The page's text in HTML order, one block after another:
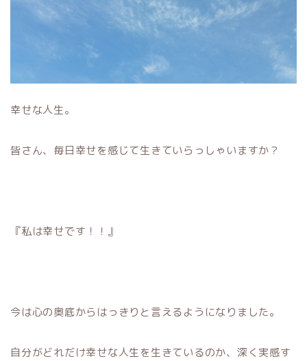
幸せな人生。
皆さん、毎日幸せを感じて生きていらっしゃいますか？
『私は幸せです！！』
今は心の奥底からはっきりと言えるようになりました。
自分がどれだけ幸せな人生を生きているのか、深く実感す